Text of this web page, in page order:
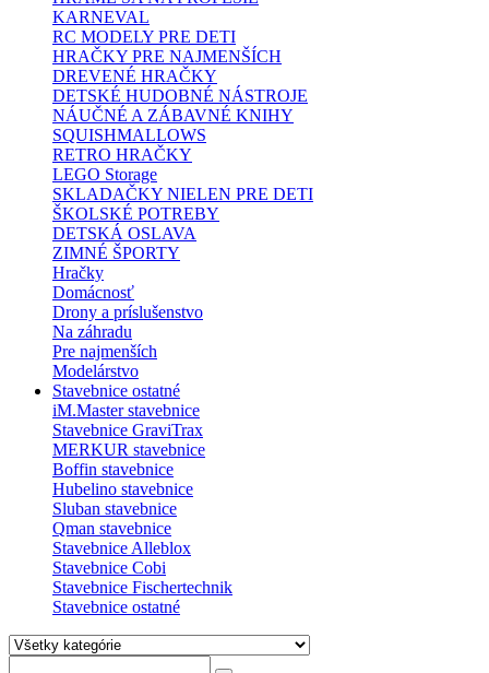
KARNEVAL
RC MODELY PRE DETI
HRAČKY PRE NAJMENŠÍCH
DREVENÉ HRAČKY
DETSKÉ HUDOBNÉ NÁSTROJE
NÁUČNÉ A ZÁBAVNÉ KNIHY
SQUISHMALLOWS
RETRO HRAČKY
LEGO Storage
SKLADAČKY NIELEN PRE DETI
ŠKOLSKÉ POTREBY
DETSKÁ OSLAVA
ZIMNÉ ŠPORTY
Hračky
Domácnosť
Drony a príslušenstvo
Na záhradu
Pre najmenších
Modelárstvo
Stavebnice ostatné
iM.Master stavebnice
Stavebnice GraviTrax
MERKUR stavebnice
Boffin stavebnice
Hubelino stavebnice
Sluban stavebnice
Qman stavebnice
Stavebnice Alleblox
Stavebnice Cobi
Stavebnice Fischertechnik
Stavebnice ostatné